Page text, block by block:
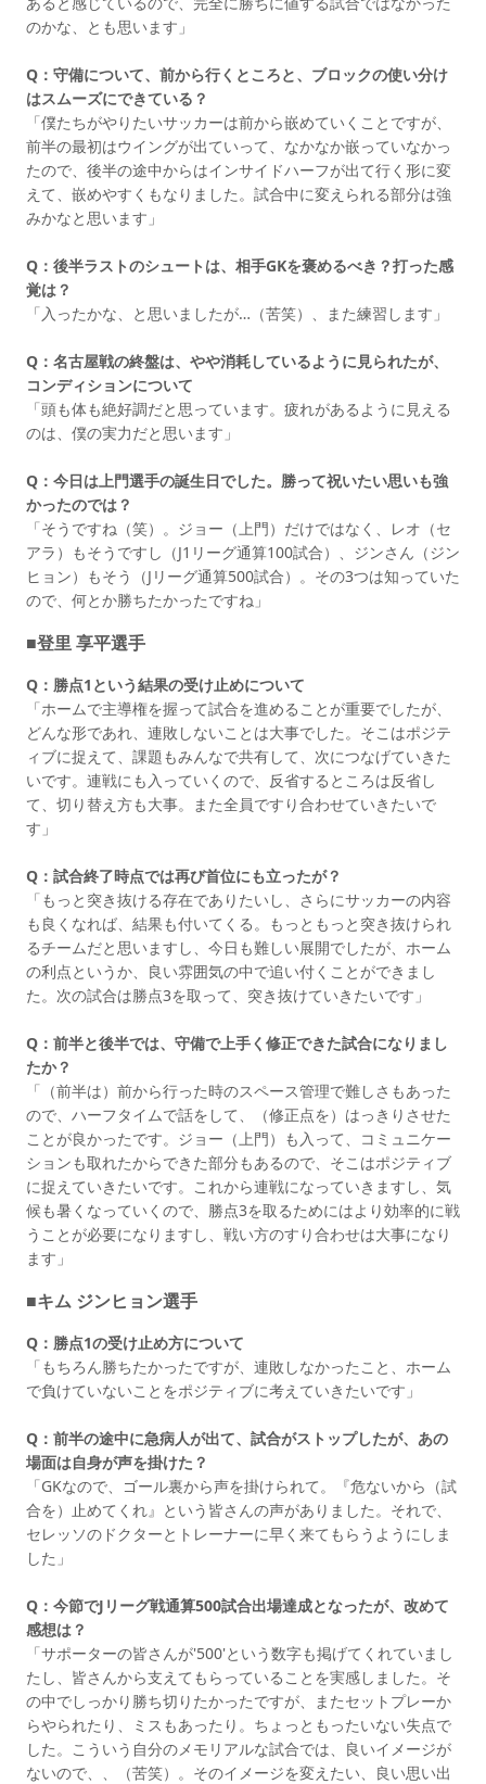
のかな、とも思います」
Q：守備について、前から行くところと、ブロックの使い分け
はスムーズにできている？
「僕たちがやりたいサッカーは前から嵌めていくことですが、
前半の最初はウイングが出ていって、なかなか嵌っていなかっ
たので、後半の途中からはインサイドハーフが出て行く形に変
えて、嵌めやすくもなりました。試合中に変えられる部分は強
みかなと思います」
Q：後半ラストのシュートは、相手GKを褒めるべき？打った感
覚は？
「入ったかな、と思いましたが…（苦笑）、また練習します」
Q：名古屋戦の終盤は、やや消耗しているように見られたが、
コンディションについて
「頭も体も絶好調だと思っています。疲れがあるように見える
のは、僕の実力だと思います」
Q：今日は上門選手の誕生日でした。勝って祝いたい思いも強
かったのでは？
「そうですね（笑）。ジョー（上門）だけではなく、レオ（セ
アラ）もそうですし（J1リーグ通算100試合）、ジンさん（ジン
ヒョン）もそう（Jリーグ通算500試合）。その3つは知っていた
ので、何とか勝ちたかったですね」
■登里 享平選手
Q：勝点1という結果の受け止めについて
「ホームで主導権を握って試合を進めることが重要でしたが、
どんな形であれ、連敗しないことは大事でした。そこはポジテ
ィブに捉えて、課題もみんなで共有して、次につなげていきた
いです。連戦にも入っていくので、反省するところは反省し
て、切り替え方も大事。また全員ですり合わせていきたいで
す」
Q：試合終了時点では再び首位にも立ったが？
「もっと突き抜ける存在でありたいし、さらにサッカーの内容
も良くなれば、結果も付いてくる。もっともっと突き抜けられ
るチームだと思いますし、今日も難しい展開でしたが、ホーム
の利点というか、良い雰囲気の中で追い付くことができまし
た。次の試合は勝点3を取って、突き抜けていきたいです」
Q：前半と後半では、守備で上手く修正できた試合になりまし
たか？
「（前半は）前から行った時のスペース管理で難しさもあった
ので、ハーフタイムで話をして、（修正点を）はっきりさせた
ことが良かったです。ジョー（上門）も入って、コミュニケー
ションも取れたからできた部分もあるので、そこはポジティブ
に捉えていきたいです。これから連戦になっていきますし、気
候も暑くなっていくので、勝点3を取るためにはより効率的に戦
うことが必要になりますし、戦い方のすり合わせは大事になり
ます」
■キム ジンヒョン選手
Q：勝点1の受け止め方について
「もちろん勝ちたかったですが、連敗しなかったこと、ホーム
で負けていないことをポジティブに考えていきたいです」
Q：前半の途中に急病人が出て、試合がストップしたが、あの
場面は自身が声を掛けた？
「GKなので、ゴール裏から声を掛けられて。『危ないから（試
合を）止めてくれ』という皆さんの声がありました。それで、
セレッソのドクターとトレーナーに早く来てもらうようにしま
した」
Q：今節でJリーグ戦通算500試合出場達成となったが、改めて
感想は？
「サポーターの皆さんが'500'という数字も掲げてくれていまし
たし、皆さんから支えてもらっていることを実感しました。そ
の中でしっかり勝ち切りたかったですが、またセットプレーか
らやられたり、ミスもあったり。ちょっともったいない失点で
した。こういう自分のメモリアルな試合では、良いイメージが
ないので、、（苦笑）。そのイメージを変えたい、良い思い出